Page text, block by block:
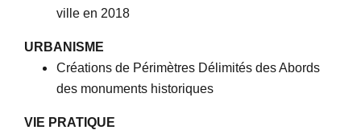
ville en 2018
URBANISME
Créations de Périmètres Délimités des Abords
des monuments historiques
VIE PRATIQUE